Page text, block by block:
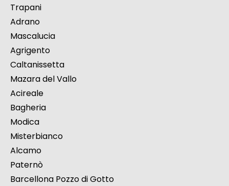
Trapani
Adrano
Mascalucia
Agrigento
Caltanissetta
Mazara del Vallo
Acireale
Bagheria
Modica
Misterbianco
Alcamo
Paternò
Barcellona Pozzo di Gotto